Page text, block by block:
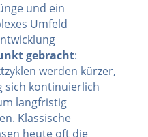
und ein
Umfeld
gebracht:
werden kürzer,
sich kontinuierlich
langfristig
Klassische
heute oft die